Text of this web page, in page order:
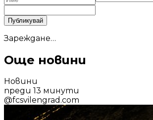
Публикувай
Зареждане…
Още новини
Новини
преди 13 минути
@fcsvilengrad.com